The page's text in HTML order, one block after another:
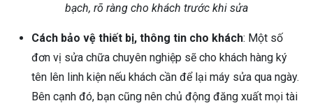
bạch, rõ ràng cho khách trước khi sửa
Cách bảo vệ thiết bị, thông tin cho khách: Một số
đơn vị sửa chữa chuyên nghiệp sẽ cho khách hàng ký
tên lên linh kiện nếu khách cần để lại máy sửa qua ngày.
Bên cạnh đó, bạn cũng nên chủ động đăng xuất mọi tài